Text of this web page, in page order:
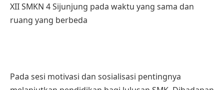
XII SMKN 4 Sijunjung pada waktu yang sama dan
ruang yang berbeda
Pada sesi motivasi dan sosialisasi pentingnya